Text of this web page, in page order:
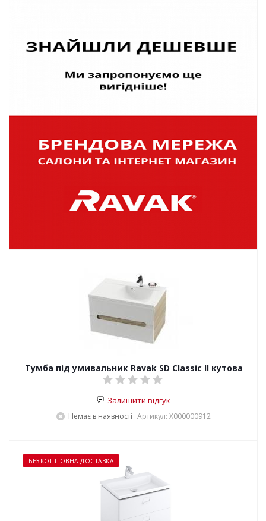
Тумба під умивальник Ravak SD Classic II кутова
Залишити відгук
Немає в наявності Артикул: X000000912
БЕЗКОШТОВНА ДОСТАВКА